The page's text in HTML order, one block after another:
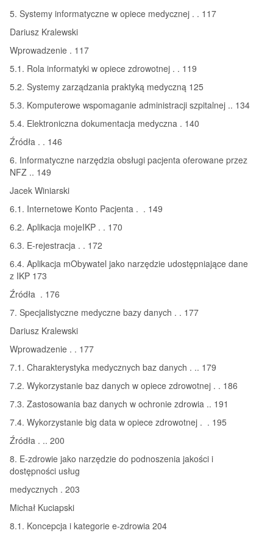
5. Systemy informatyczne w opiece medycznej . . 117
Dariusz Kralewski
Wprowadzenie . 117
5.1. Rola informatyki w opiece zdrowotnej . . 119
5.2. Systemy zarządzania praktyką medyczną 125
5.3. Komputerowe wspomaganie administracji szpitalnej .. 134
5.4. Elektroniczna dokumentacja medyczna . 140
Źródła . . 146
6. Informatyczne narzędzia obsługi pacjenta oferowane przez
NFZ .. 149
Jacek Winiarski
6.1. Internetowe Konto Pacjenta . . 149
6.2. Aplikacja mojeIKP . . 170
6.3. E-rejestracja . . 172
6.4. Aplikacja mObywatel jako narzędzie udostępniające dane
z IKP 173
Źródła . 176
7. Specjalistyczne medyczne bazy danych . . 177
Dariusz Kralewski
Wprowadzenie . . 177
7.1. Charakterystyka medycznych baz danych . .. 179
7.2. Wykorzystanie baz danych w opiece zdrowotnej . . 186
7.3. Zastosowania baz danych w ochronie zdrowia .. 191
7.4. Wykorzystanie big data w opiece zdrowotnej . . 195
Źródła . .. 200
8. E-zdrowie jako narzędzie do podnoszenia jakości i
dostępności usług
medycznych . 203
Michał Kuciapski
8.1. Koncepcja i kategorie e-zdrowia 204